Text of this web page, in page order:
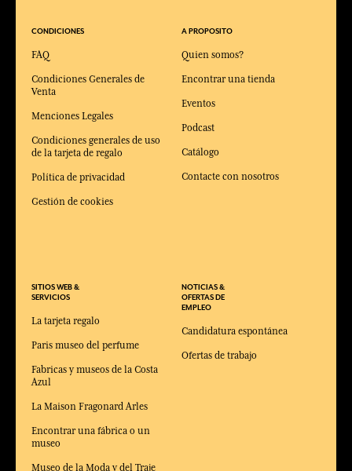
CONDICIONES
FAQ
Condiciones Generales de
Venta
Menciones Legales
Condiciones generales de uso
de la tarjeta de regalo
Política de privacidad
Gestión de cookies
SITIOS WEB &
SERVICIOS
La tarjeta regalo
Paris museo del perfume
Fabricas y museos de la Costa
Azul
La Maison Fragonard Arles
Encontrar una fábrica o un
museo
Museo de la Moda y del Traje
A PROPOSITO
Quien somos?
Encontrar una tienda
Eventos
Podcast
Catálogo
Contacte con nosotros
NOTICIAS &
OFERTAS DE
EMPLEO
Candidatura espontánea
Ofertas de trabajo